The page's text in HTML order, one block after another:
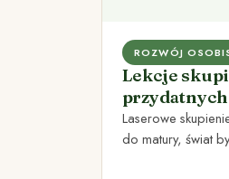
ROZWÓJ
Lekcje
Laserowe
do matury, świat